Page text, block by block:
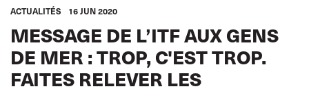
ACTUALITÉS 16 JUN 2020
MESSAGE DE L’ITF AUX GENS
DE MER : TROP, C'EST TROP.
FAITES RELEVER LES